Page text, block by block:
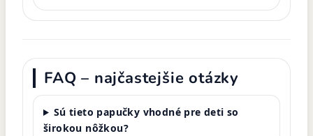
FAQ – najčastejšie otázky
Sú tieto papučky vhodné pre deti so
širokou nôžkou?